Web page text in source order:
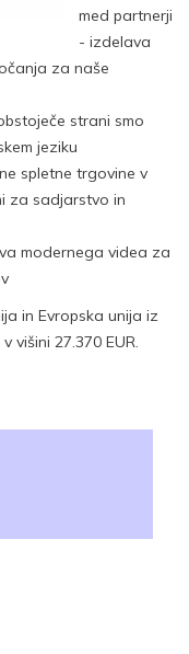
med partnerji
- izdelava
za naše
strani smo
jeziku
spletne trgovine v
za sadjarstvo in
modernega videa za
in Evropska unija iz
27.370 EUR.